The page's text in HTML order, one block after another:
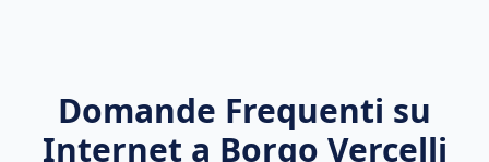
Domande Frequenti su
Internet a Borgo Vercelli